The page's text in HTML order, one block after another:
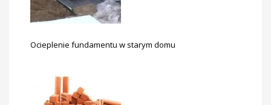
Ocieplenie fundamentu w starym domu